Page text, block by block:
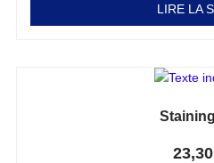
LIRE LA
23,30